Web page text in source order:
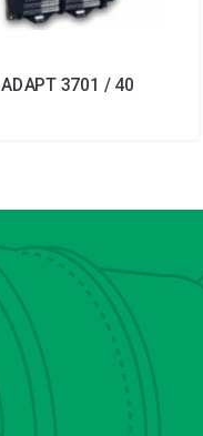
ADAPT 3701 / 40